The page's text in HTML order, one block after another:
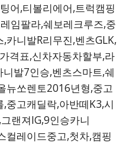
어,티볼리에어,트럭캠핑
임팔라,쉐보레크루즈,중
카니발R리무진,벤츠GLK,
격표,신차자동차할부,라
발7인승,벤츠스마트,쉐
뉴쏘렌토2016년형,중고
중고캐딜락,아반떼K3,시
랜져IG,9인승카니
컬레이드중고,첫차,캠핑